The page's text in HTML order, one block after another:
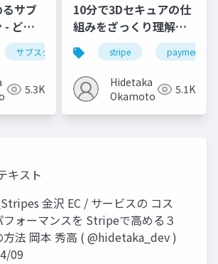
サブ
- どん
で
/
サブスクリプション 決済システム
5.3K
10分で3Dセキュアの仕
組みをざっくり理解し
よう
stripe payment
Hidetaka
Okamoto
5.1K
キスト
金沢 EC / サービスの コス
フォーマンスを Stripeで高める３
方法 岡本 秀高 ( @hidetaka_dev )
09